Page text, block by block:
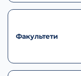
Факультети